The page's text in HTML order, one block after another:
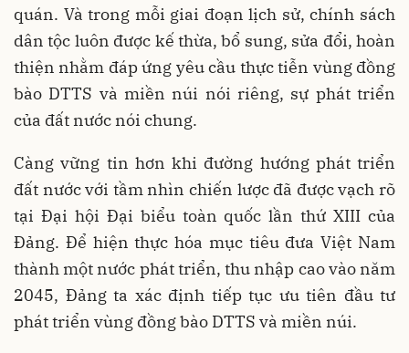
quán. Và trong mỗi giai đoạn lịch sử, chính sách
dân tộc luôn được kế thừa, bổ sung, sửa đổi, hoàn
thiện nhằm đáp ứng yêu cầu thực tiễn vùng đồng
bào DTTS và miền núi nói riêng, sự phát triển
của đất nước nói chung.
Càng vững tin hơn khi đường hướng phát triển
đất nước với tầm nhìn chiến lược đã được vạch rõ
tại Đại hội Đại biểu toàn quốc lần thứ XIII của
Đảng. Để hiện thực hóa mục tiêu đưa Việt Nam
thành một nước phát triển, thu nhập cao vào năm
2045, Đảng ta xác định tiếp tục ưu tiên đầu tư
phát triển vùng đồng bào DTTS và miền núi.